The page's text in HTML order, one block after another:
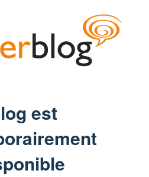
est